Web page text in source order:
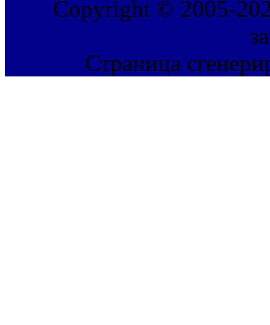
Copyright © 2005-
Страница